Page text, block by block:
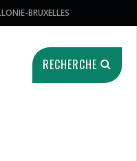
BRUXELLES
RECHERCHE